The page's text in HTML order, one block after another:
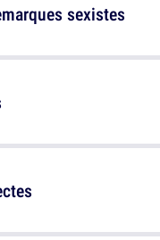
sexistes